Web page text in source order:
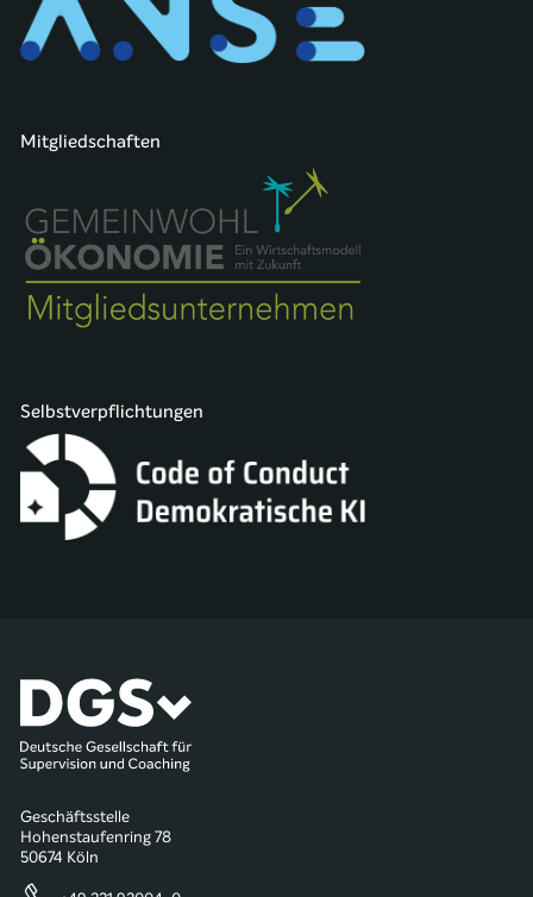
Mitgliedschaften
Selbstverpflichtungen
Geschäftsstelle
Hohenstaufenring 78
50674 Köln